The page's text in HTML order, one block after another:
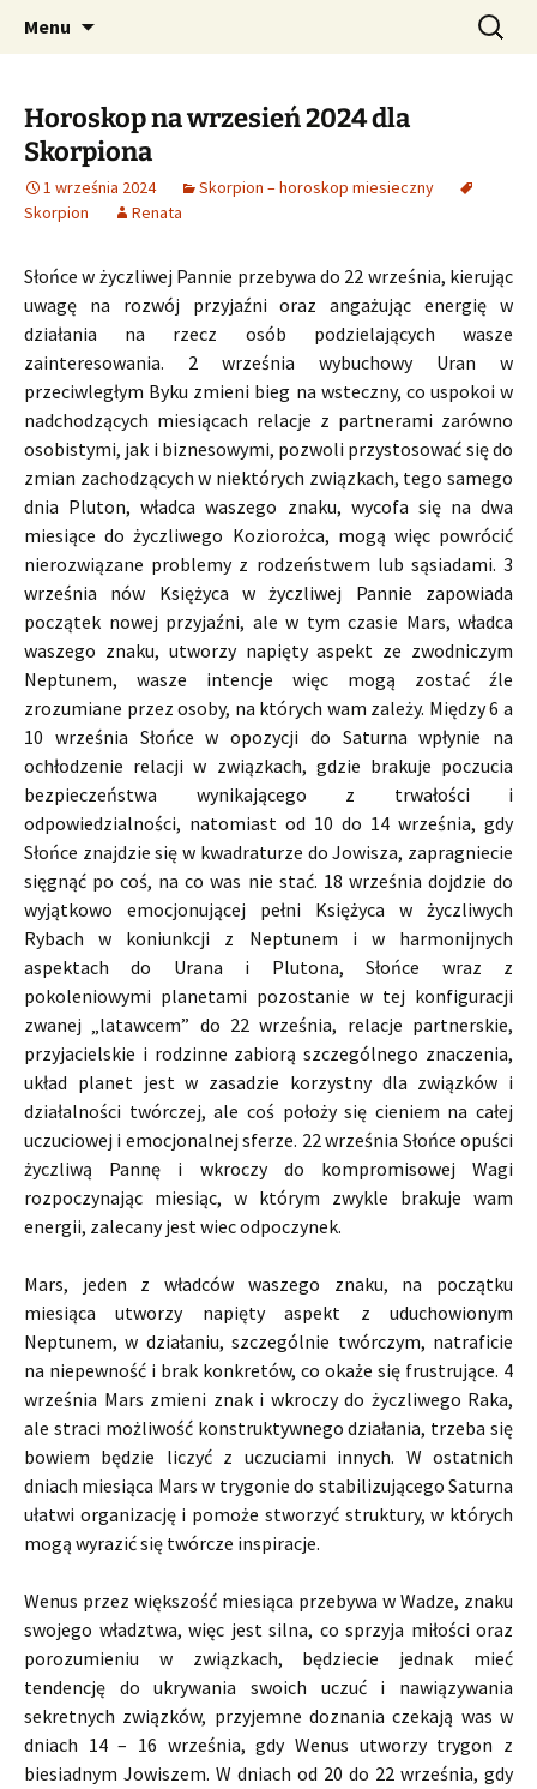
CzaroMarowy horoskop
dzienny, miesięczny i
tygodniowy
Profesjonalne przepowiednie astrologiczne
Menu Szukaj:
Horoskop na wrzesień 2024 dla
Skorpiona
1 września 2024
Skorpion – horoskop miesieczny
Skorpion
Renata
Słońce w życzliwej Pannie przebywa do 22 września, kierując
uwagę na rozwój przyjaźni oraz angażując energię w
działania na rzecz osób podzielających wasze
zainteresowania. 2 września wybuchowy Uran w
przeciwległym Byku zmieni bieg na wsteczny, co uspokoi w
nadchodzących miesiącach relacje z partnerami zarówno
osobistymi, jak i biznesowymi, pozwoli przystosować się do
zmian zachodzących w niektórych związkach, tego samego
dnia Pluton, władca waszego znaku, wycofa się na dwa
miesiące do życzliwego Koziorożca, mogą więc powrócić
nierozwiązane problemy z rodzeństwem lub sąsiadami. 3
września nów Księżyca w życzliwej Pannie zapowiada
początek nowej przyjaźni, ale w tym czasie Mars, władca
waszego znaku, utworzy napięty aspekt ze zwodniczym
Neptunem, wasze intencje więc mogą zostać źle
zrozumiane przez osoby, na których wam zależy. Między 6 a
10 września Słońce w opozycji do Saturna wpłynie na
ochłodzenie relacji w związkach, gdzie brakuje poczucia
bezpieczeństwa wynikającego z trwałości i
odpowiedzialności, natomiast od 10 do 14 września, gdy
Słońce znajdzie się w kwadraturze do Jowisza, zapragniecie
sięgnąć po coś, na co was nie stać. 18 września dojdzie do
wyjątkowo emocjonującej pełni Księżyca w życzliwych
Rybach w koniunkcji z Neptunem i w harmonijnych
aspektach do Urana i Plutona, Słońce wraz z
pokoleniowymi planetami pozostanie w tej konfiguracji
zwanej „latawcem” do 22 września, relacje partnerskie,
przyjacielskie i rodzinne zabiorą szczególnego znaczenia,
układ planet jest w zasadzie korzystny dla związków i
działalności twórczej, ale coś położy się cieniem na całej
uczuciowej i emocjonalnej sferze. 22 września Słońce opuści
życzliwą Pannę i wkroczy do kompromisowej Wagi
rozpoczynając miesiąc, w którym zwykle brakuje wam
energii, zalecany jest wiec odpoczynek.
Mars, jeden z władców waszego znaku, na początku
miesiąca utworzy napięty aspekt z uduchowionym
Neptunem, w działaniu, szczególnie twórczym, natraficie
na niepewność i brak konkretów, co okaże się frustrujące. 4
września Mars zmieni znak i wkroczy do życzliwego Raka,
ale straci możliwość konstruktywnego działania, trzeba się
bowiem będzie liczyć z uczuciami innych. W ostatnich
dniach miesiąca Mars w trygonie do stabilizującego Saturna
ułatwi organizację i pomoże stworzyć struktury, w których
mogą wyrazić się twórcze inspiracje.
Wenus przez większość miesiąca przebywa w Wadze, znaku
swojego władztwa, więc jest silna, co sprzyja miłości oraz
porozumieniu w związkach, będziecie jednak mieć
tendencję do ukrywania swoich uczuć i nawiązywania
sekretnych związków, przyjemne doznania czekają was w
dniach 14 – 16 września, gdy Wenus utworzy trygon z
biesiadnym Jowiszem. W dniach od 20 do 22 września, gdy